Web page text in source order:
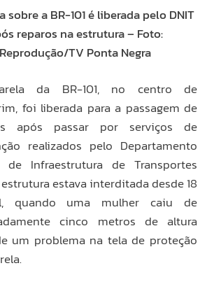
sobre a BR-101 é liberada pelo DNIT
reparos na estrutura – Foto:
Reprodução/TV Ponta Negra
da BR-101, no centro de
foi liberada para a passagem de
após passar por serviços de
realizados pelo Departamento
de Infraestrutura de Transportes
estrutura estava interditada desde 18
quando uma mulher caiu de
cinco metros de altura
um problema na tela de proteção